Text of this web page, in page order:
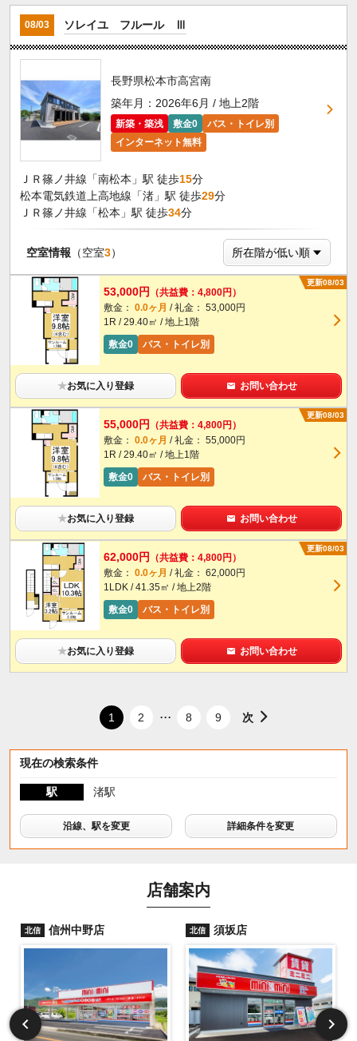
08/03 ソレイユ フルール Ⅲ
長野県松本市高宮南
築年月：2026年6月 / 地上2階
新築・築浅 敷金0
バス・トイレ別
インターネット無料
ＪＲ篠ノ井線「南松本」駅 徒歩15分
松本電気鉄道上高地線「渚」駅 徒歩29分
ＪＲ篠ノ井線「松本」駅 徒歩34分
空室情報 （空室3）
更新08/03
53,000円
（共益費：4,800円）
敷金： 0.0ヶ月 / 礼金： 53,000円
1R / 29.40㎡ / 地上1階
敷金0
バス・トイレ別
★お気に入り登録 お問い合わせ
更新08/03
55,000円
（共益費：4,800円）
敷金： 0.0ヶ月 / 礼金： 55,000円
1R / 29.40㎡ / 地上1階
敷金0
バス・トイレ別
★お気に入り登録 お問い合わせ
更新08/03
62,000円
（共益費：4,800円）
敷金： 0.0ヶ月 / 礼金： 62,000円
1LDK / 41.35㎡ / 地上2階
敷金0
バス・トイレ別
★お気に入り登録 お問い合わせ
1 2 ... 8 9 次
現在の検索条件
駅 渚駅
沿線、駅を変更 詳細条件を変更
店舗案内
北信 信州中野店 北信 須坂店